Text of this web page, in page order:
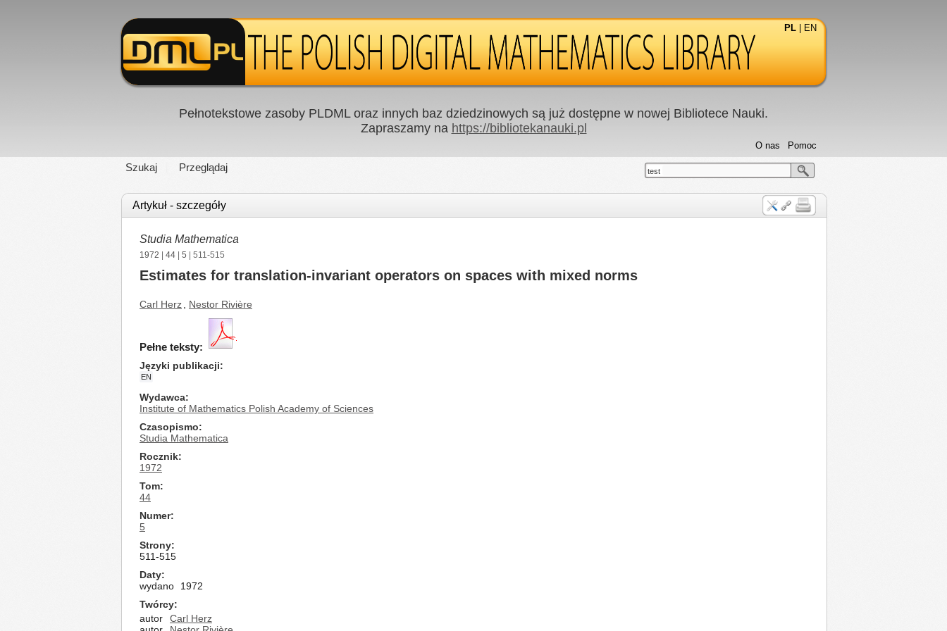
PL EN
Pełnotekstowe zasoby PLDML oraz innych baz dziedzinowych są już dostępne w nowej Bibliotece Nauki.
Zapraszamy na https://bibliotekanauki.pl
Szukaj Przeglądaj
Pomoc
O nas
test
Artykuł - szczegóły
Studia Mathematica
1972 44 5 | 511-515
Estimates for translation-invariant operators on spaces with mixed norms
Carl Herz Nestor Rivière
Pełne teksty:
Języki publikacji
EN
Wydawca
Institute of Mathematics Polish Academy of Sciences
Czasopismo
Studia Mathematica
Rocznik
1972
Tom
44
Numer
5
Strony
511-515
Daty
wydano
1972
Twórcy
autor
Carl Herz